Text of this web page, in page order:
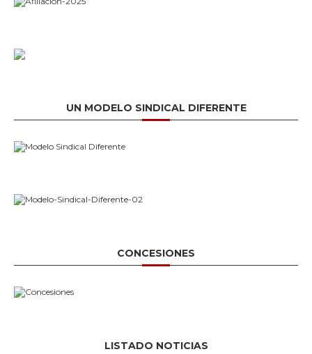
UN MODELO SINDICAL DIFERENTE
CONCESIONES
LISTADO NOTICIAS